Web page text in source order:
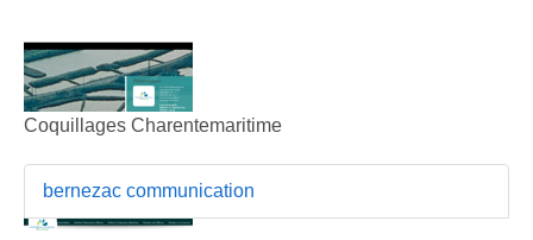
Coquillages Charentemaritime
bernezac communication